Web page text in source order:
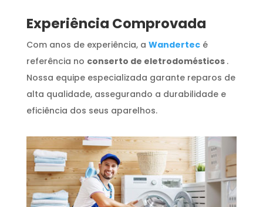
​Experiência Comprovada
Com anos de experiência, a Wandertecé
referência no conserto de eletrodomésticos .
Nossa equipe especializada garante reparos de
alta qualidade, assegurando a durabilidade e
eficiência dos seus aparelhos.